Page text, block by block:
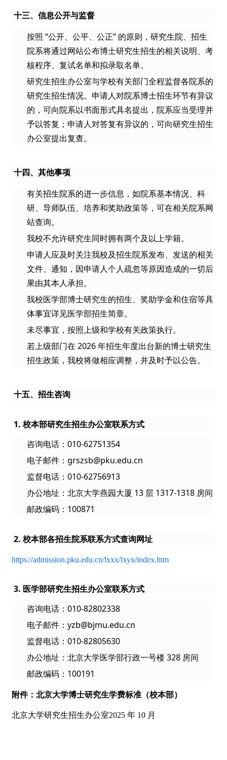
十三、信息公开与监督
按照 “公开、公平、公正” 的原则，研究生院、招生
院系将通过网站公布博士研究生招生的相关说明、考
核程序、复试名单和拟录取名单。
研究生招生办公室与学校有关部门全程监督各院系的
研究生招生情况。申请人对院系博士招生环节有异议
的，可向院系以书面形式具名提出，院系应当受理并
予以答复；申请人对答复有异议的，可向研究生招生
办公室提出复查。
十四、其他事项
有关招生院系的进一步信息，如院系基本情况、科
研、导师队伍、培养和奖助政策等，可在相关院系网
站查询。
我校不允许研究生同时拥有两个及以上学籍。
申请人应及时关注我校及招生院系发布、发送的相关
文件、通知，因申请人个人疏忽等原因造成的一切后
果由其本人承担。
我校医学部博士研究生的招生、奖助学金和住宿等具
体事宜详见医学部招生简章。
未尽事宜，按照上级和学校有关政策执行。
若上级部门在 2026 年招生年度出台新的博士研究生
招生政策，我校将做相应调整，并及时予以公告。
十五、招生咨询
1. 校本部研究生招生办公室联系方式
咨询电话：010-62751354
电子邮件：grszsb@pku.edu.cn
监督电话：010-62756913
办公地址：北京大学燕园大厦 13 层 1317-1318 房间
邮政编码：100871
2. 校本部各招生院系联系方式查询网址
https://admission.pku.edu.cn/lxxx/lxyx/index.htm
3. 医学部研究生招生办公室联系方式
咨询电话：010-82802338
电子邮件：yzb@bjmu.edu.cn
监督电话：010-82805630
办公地址：北京大学医学部行政一号楼 328 房间
邮政编码：100191
附件：北京大学博士研究生学费标准（校本部）
北京大学研究生招生办公室2025 年 10 月